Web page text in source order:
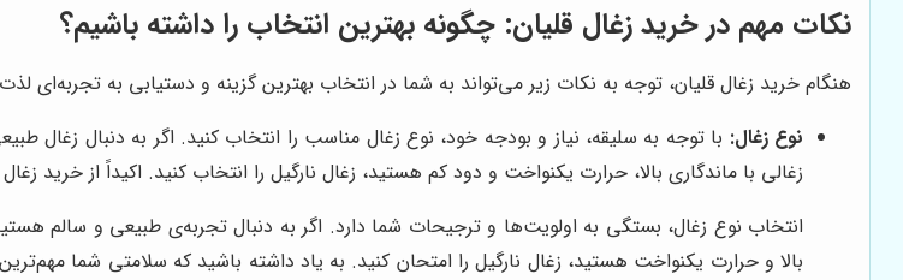
نکات مهم در خرید زغال قلیان: چگونه بهترین انتخاب را داشته باشیم؟
هنگام خرید زغال قلیان، توجه به نکات زیر می‌تواند به شما در انتخاب بهترین گزینه و دستیابی به
نوع زغال: با توجه به سلیقه، نیاز و بودجه خود، نوع زغال مناسب را انتخاب کنید. اگر به دنبال زغال
زغالی با ماندگاری بالا، حرارت یکنواخت و دود کم هستید، زغال نارگیل را انتخاب کنید. اکیداً از
انتخاب نوع زغال، بستگی به اولویت‌ها و ترجیحات شما دارد. اگر به دنبال تجربه‌ی طبیعی و سالم
بالا و حرارت یکنواخت هستید، زغال نارگیل را امتحان کنید. به یاد داشته باشید که سلامتی شما